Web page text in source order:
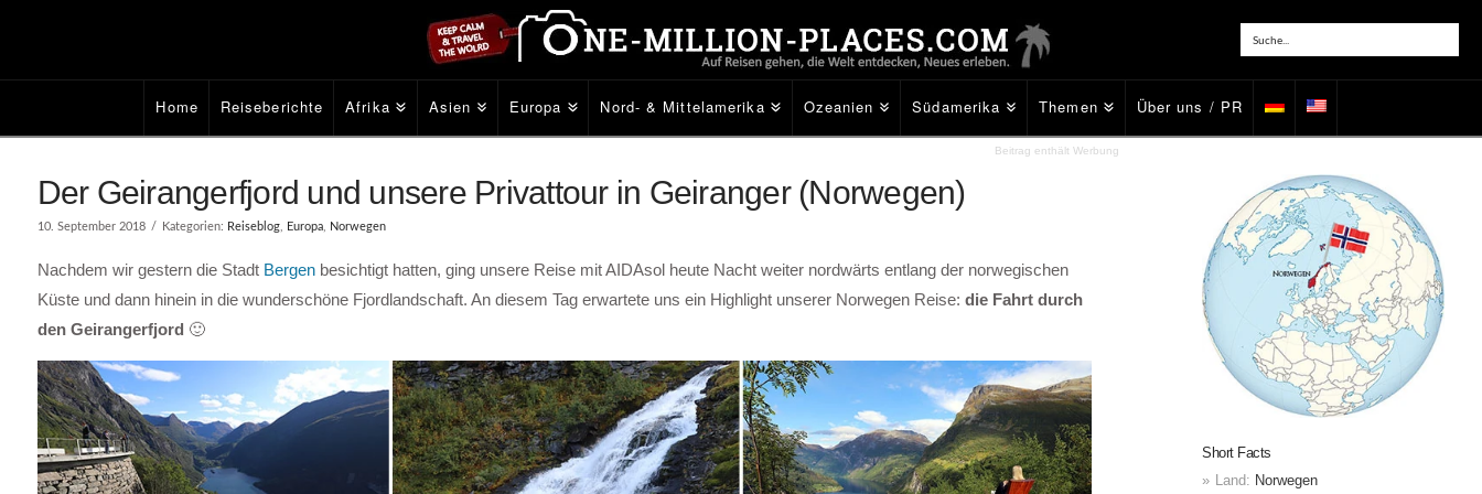
Home Reiseberichte Afrika Asien Europa Nord- & Mittelamerika Ozeanien Südamerika Themen Über uns / PR
Der Geirangerfjord und unsere Privattour in Geiranger (Norwegen)
10. September 2018 Kategorien: Reiseblog, Europa, Norwegen
Nachdem wir gestern die Stadt Bergenbesichtigt hatten, ging unsere Reise mit AIDAsol heute Nacht weiter nordwärts entlang der norwegischen
Küste und dann hinein in die wunderschöne Fjordlandschaft. An diesem Tag erwartete uns ein Highlight unserer Norwegen Reise: die Fahrt durch
den Geirangerfjord 🙂
Beitrag enthält Werbung
Short Facts
Land: Norwegen